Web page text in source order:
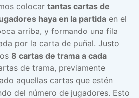
colocar tantas cartas de
haya en la partida en el
arriba, y formando una fila
por la carta de puñal. Justo
8 cartas de trama a cada
de trama, previamente
aquellas cartas que estén
del número de jugadores. Esto